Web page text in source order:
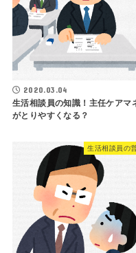
2020.03.04
生活相談員の知識！主任ケアマ
がとりやすくなる？
生活相談員の